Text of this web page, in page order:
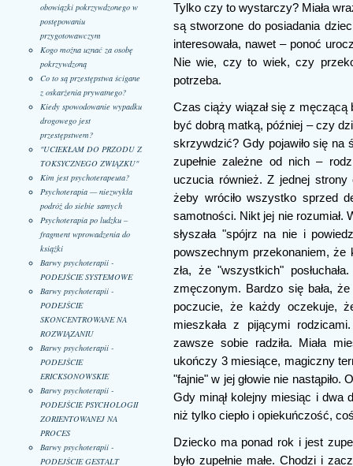
obowiązki pokrzywdzonego w
postępowaniu
przygotowawczym
Kogo można uznać za osobę
pokrzywdzoną
Co to są przestępstwa ścigane
z oskarżenia prywatnego?
Kiedy spowodowanie wypadku
drogowego jest
przestępstwem?
"UCIEKŁAM DO PRZODU Z
TOKSYCZNEGO ZWIĄZKU"
Kim jest psychoterapeuta?
Psychoterapia — niezwykła
podróż do siebie samych
Psychoterapia po ludzku –
fragment wprowadzenia do
książki
Barwy psychoterapii -
PODEJŚCIE SYSTEMOWE
Barwy psychoterapii -
PODEJŚCIE
SKONCENTROWANE NA
ROZWIĄZANIU
Barwy psychoterapii -
PODEJŚCIE
ERICKSONOWSKIE
Barwy psychoterapii -
PODEJŚCIE PSYCHOLOGII
ZORIENTOWANEJ NA
PROCES
Barwy psychoterapii -
PODEJŚCIE GESTALT
Tylko czy to wystarczy? Miała
są stworzone do posiadania
interesowała, nawet – ponoć
Nie wie, czy to wiek, czy
potrzeba.
Czas ciąży wiązał się z męczącą
być dobrą matką, później – czy
skrzywdzić? Gdy pojawiło się na
zupełnie zależne od nich –
uczucia również. Z jednej strony
żeby wróciło wszystko sprzed
samotności. Nikt jej nie rozumiał.
słyszała "spójrz na nie i
powszechnym przekonaniem, że
zła, że "wszystkich"
zmęczonym. Bardzo się bała,
poczucie, że każdy oczekuje,
mieszkała z pijącymi
zawsze sobie radziła. Miała
ukończy 3 miesiące, magiczny
"fajnie" w jej głowie nie nastąpiło.
Gdy minął kolejny miesiąc i dwa
niż tylko ciepło i opiekuńczość,
Dziecko ma ponad rok i jest
było zupełnie małe. Chodzi i